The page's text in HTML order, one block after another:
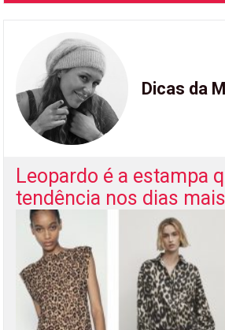
Dicas da
Leopardo é a estampa
tendência nos dias